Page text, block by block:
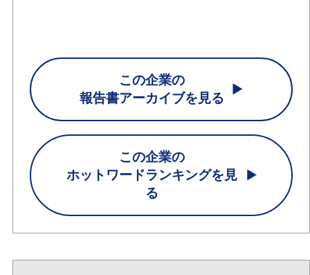
この企業の
報告書アーカイブを見る
この企業の
ホットワードランキングを見
る